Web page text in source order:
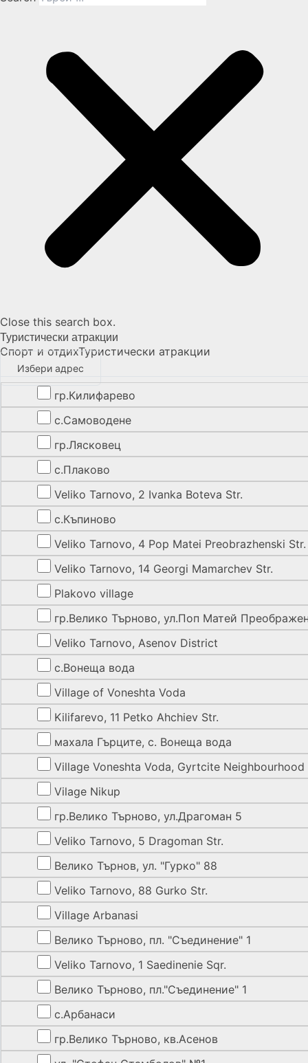
Close this search box.
Туристически атракции
Спорт и отдихТуристически атракции
Избери адрес
гр.Килифарево
с.Самоводене
гр.Лясковец
с.Плаково
Veliko Tarnovo, 2 Ivanka Boteva Str.
с.Къпиново
Veliko Tarnovo, 4 Pop Matei Preobrazhenski Str.
Veliko Tarnovo, 14 Georgi Mamarchev Str.
Plakovo village
гр.Велико Търново, ул.Поп Матей
Veliko Tarnovo, Asenov District
с.Вонеща вода
Village of Voneshta Voda
Kilifarevo, 11 Petko Ahchiev Str.
махала Гърците, с. Вонеща вода
Village Voneshta Voda, Gyrtcite Neighbourhood
Vilage Nikup
гр.Велико Търново, ул.Драгоман 5
Veliko Tarnovo, 5 Dragoman Str.
Велико Търнов, ул. "Гурко" 88
Veliko Tarnovo, 88 Gurko Str.
Village Arbanasi
Велико Търново, пл. "Съединение" 1
Veliko Tarnovo, 1 Saedinenie Sqr.
Велико Търново, пл."Съединение" 1
с.Арбанаси
гр.Велико Търново, кв.Асенов